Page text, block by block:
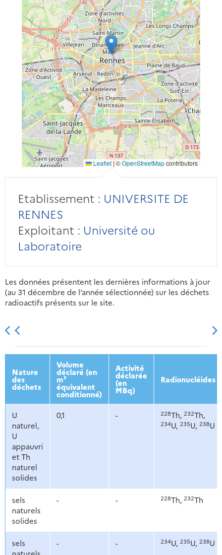
Leaflet | ©OpenStreetMapcontributors
Etablissement : UNIVERSITE DE
RENNES
Exploitant : Université ou
Laboratoire
Les données présentent les dernières informations à jour
(au 31 décembre de l’année sélectionnée) sur les déchets
radioactifs présents sur le site.
2013 2014 2015 2016
Nature
des
déchets
Volume
déclaré (en
m³
équivalent
conditionné)
Activité
déclarée
(en
MBq)
Radionucléides
U
naturel,
U
appauvri
et Th
naturel
solides
0,1 - 228Th, 232Th,
234U, 235U, 238U
sels
naturels
solides
- - 228Th, 232Th
sels
- - 234U, 235U, 238U